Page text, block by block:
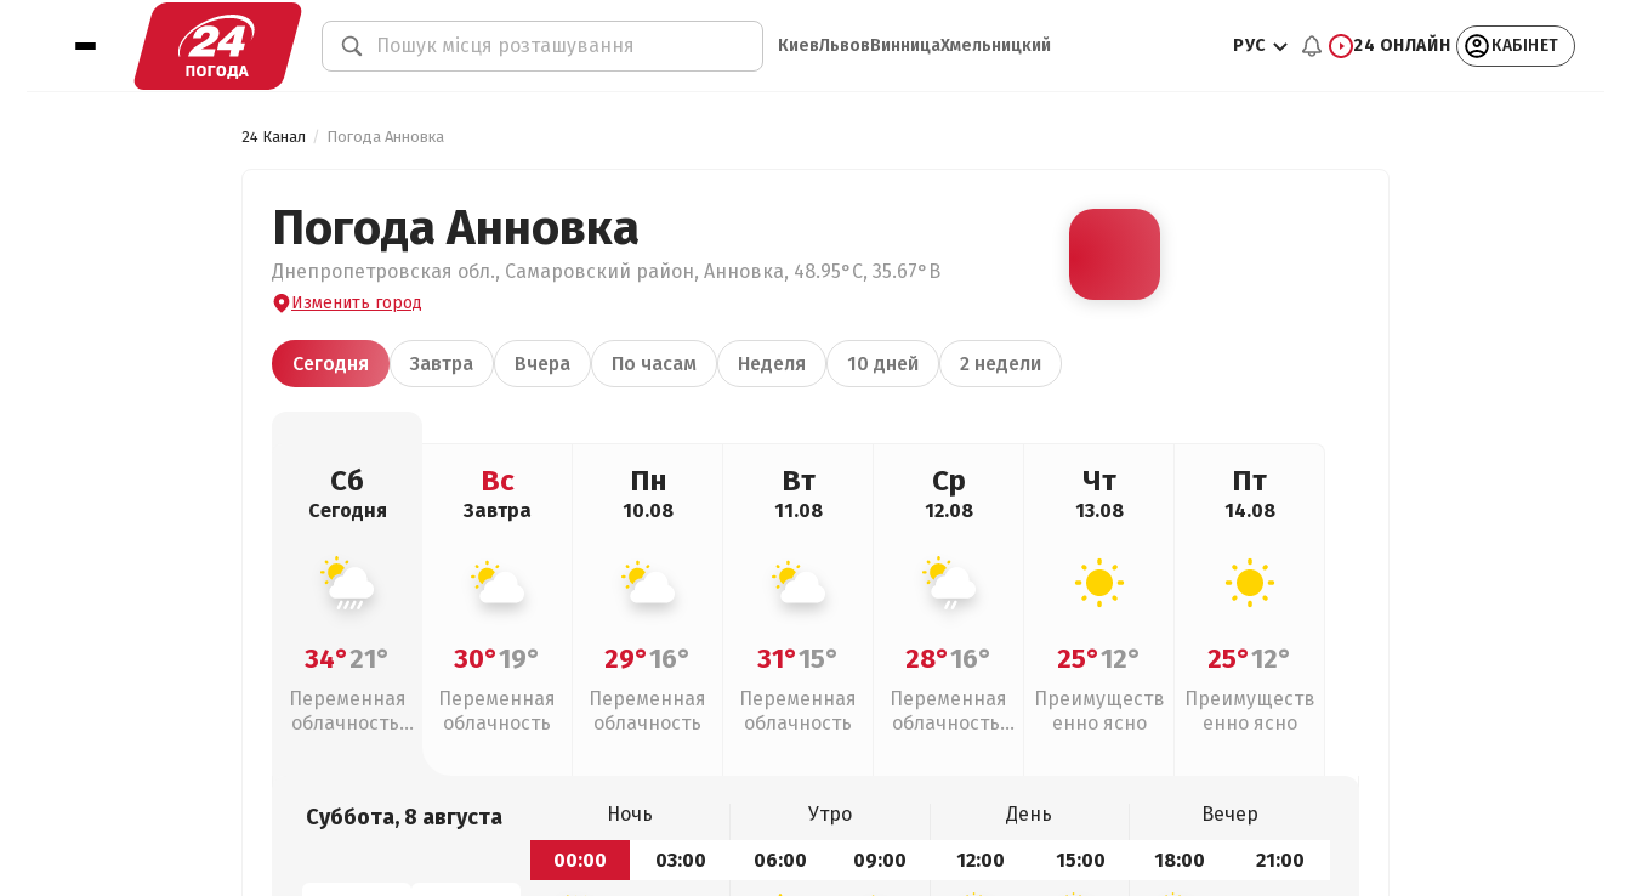
КиевЛьвовВинницаХмельницкий РУС 24 ОНЛАЙН КАБІНЕТ
24 Канал Погода Анновка
Погода Анновка
Днепропетровская обл., Самаровский район, Анновка, 48.95°С, 35.67°В
Изменить город
Сегодня Завтра Вчера По часам Неделя 10 дней 2 недели
Сб
Сегодня
34°21°
Переменная
облачность,
Вс
Завтра
30°19°
Переменная
облачность
Пн
10.08
29°16°
Переменная
облачность
Вт
11.08
31°15°
Переменная
облачность
Ср
12.08
28°16°
Переменная
облачность,
Чт
13.08
25°12°
Преимуществ
енно ясно
Пт
14.08
25°12°
Преимуществ
енно ясно
Суббота, 8 августа Ночь Утро День
Вечер
00:00
03:00 06:00 09:00 12:00 15:00 18:00 21:00